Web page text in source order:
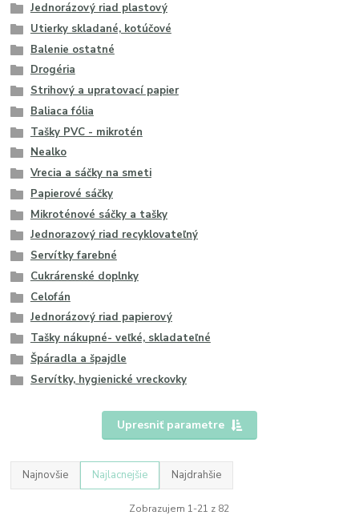
Jednorázový riad plastový
Utierky skladané, kotúčové
Balenie ostatné
Drogéria
Strihový a upratovací papier
Baliaca fólia
Tašky PVC - mikrotén
Nealko
Vrecia a sáčky na smeti
Papierové sáčky
Mikroténové sáčky a tašky
Jednorazový riad recyklovateľný
Servítky farebné
Cukrárenské doplnky
Celofán
Jednorázový riad papierový
Tašky nákupné- veľké, skladateľné
Špáradla a špajdle
Servítky, hygienické vreckovky
Upresniť parametre
Najnovšie Najlacnejšie Najdrahšie
Zobrazujem 1-21 z 82